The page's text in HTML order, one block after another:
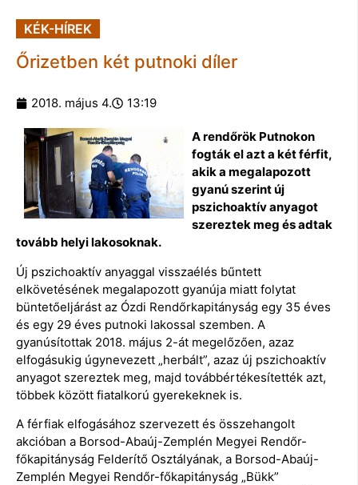
KÉK-HÍREK
Őrizetben két putnoki díler
2018. május 4. 13:19
A rendőrök Putnokon
fogták el azt a két férfit,
akik a megalapozott
gyanú szerint új
pszichoaktív anyagot
szereztek meg és adtak
tovább helyi lakosoknak.
Új pszichoaktív anyaggal visszaélés bűntett
elkövetésének megalapozott gyanúja miatt folytat
büntetőeljárást az Ózdi Rendőrkapitányság egy 35 éves
és egy 29 éves putnoki lakossal szemben. A
gyanúsítottak 2018. május 2-át megelőzően, azaz
elfogásukig úgynevezett „herbált”, azaz új pszichoaktív
anyagot szereztek meg, majd továbbértékesítették azt,
többek között fiatalkorú gyerekeknek is.
A férfiak elfogásához szervezett és összehangolt
akcióban a Borsod-Abaúj-Zemplén Megyei Rendőr-
főkapitányság Felderítő Osztályának, a Borsod-Abaúj-
Zemplén Megyei Rendőr-főkapitányság „Bükk”